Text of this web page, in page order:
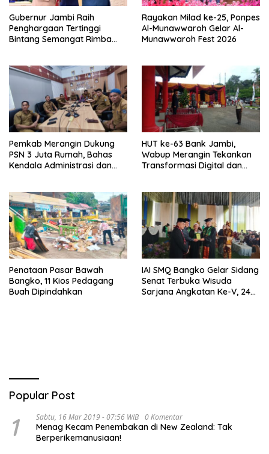
Gubernur Jambi Raih
Penghargaan Tertinggi
Bintang Semangat Rimba
Rayakan Milad ke-25, Ponpes
Al-Munawwaroh Gelar Al-
Munawwaroh Fest 2026
Pemkab Merangin Dukung
PSN 3 Juta Rumah, Bahas
Kendala Administrasi dan
HUT ke-63 Bank Jambi,
Wabup Merangin Tekankan
Transformasi Digital dan
Penataan Pasar Bawah
Bangko, 11 Kios Pedagang
Buah Dipindahkan
IAI SMQ Bangko Gelar Sidang
Senat Terbuka Wisuda
Sarjana Angkatan Ke-V, 243
Popular Post
1 Sabtu, 16 Mar 2019 - 07:56 WIB 0 Komentar
Menag Kecam Penembakan di New Zealand: Tak
Berperikemanusiaan!